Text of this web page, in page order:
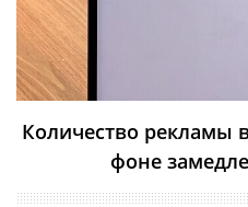
Количество рекламы
фоне